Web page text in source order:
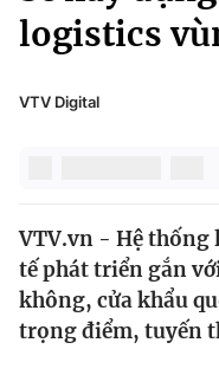
Chính trị
Thế giới
Tin tức
Thể thao
Truyền hình
Y tế
logistics
VTV Digital
VTV.vn - Hệ thống
tế phát triển gắn
không, cửa khẩu
trọng điểm, tuyến